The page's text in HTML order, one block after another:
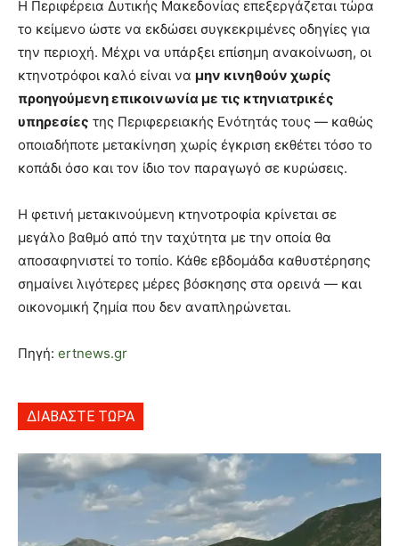
Η Περιφέρεια Δυτικής Μακεδονίας επεξεργάζεται τώρα
το κείμενο ώστε να εκδώσει συγκεκριμένες οδηγίες για
την περιοχή. Μέχρι να υπάρξει επίσημη ανακοίνωση, οι
κτηνοτρόφοι καλό είναι να μην κινηθούν χωρίς
προηγούμενη επικοινωνία με τις κτηνιατρικές
υπηρεσίες της Περιφερειακής Ενότητάς τους — καθώς
οποιαδήποτε μετακίνηση χωρίς έγκριση εκθέτει τόσο το
κοπάδι όσο και τον ίδιο τον παραγωγό σε κυρώσεις.
Η φετινή μετακινούμενη κτηνοτροφία κρίνεται σε
μεγάλο βαθμό από την ταχύτητα με την οποία θα
αποσαφηνιστεί το τοπίο. Κάθε εβδομάδα καθυστέρησης
σημαίνει λιγότερες μέρες βόσκησης στα ορεινά — και
οικονομική ζημία που δεν αναπληρώνεται.
Πηγή: ertnews.gr
ΔΙΑΒΑΣΤΕ ΤΩΡΑ